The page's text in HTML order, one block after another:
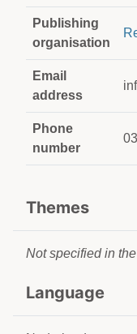
Publishing
organisation
Email
address
Phone
number
Themes
Not specified in
Language